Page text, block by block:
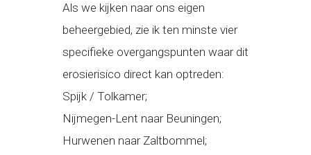
Als we kijken naar ons eigen
beheergebied, zie ik ten minste vier
specifieke overgangspunten waar dit
erosierisico direct kan optreden:
Spijk / Tolkamer;
Nijmegen-Lent naar Beuningen;
Hurwenen naar Zaltbommel;